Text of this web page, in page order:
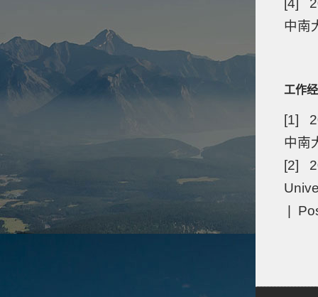
[4]
中南
工作
[1]
中南
[2]
|